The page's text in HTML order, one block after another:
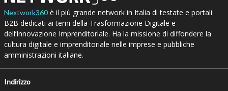
Nextwork360è il più grande network in Italia di testate e portali
B2B dedicati ai temi della Trasformazione Digitale e
dell’Innovazione Imprenditoriale. Ha la missione di diffondere la
cultura digitale e imprenditoriale nelle imprese e pubbliche
amministrazioni italiane.
Indirizzo